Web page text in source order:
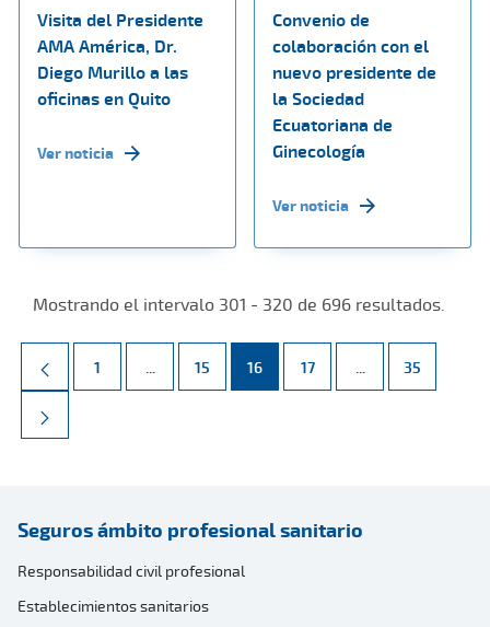
Visita del Presidente
AMA América, Dr.
Diego Murillo a las
oficinas en Quito
Ver noticia
Convenio de
colaboración con el
nuevo presidente de
la Sociedad
Ecuatoriana de
Ginecología
Ver noticia
Mostrando el intervalo 301 - 320 de 696 resultados.
Página
1 ... Páginas intermedias Use TAB para desplazarse.
Página
15 Página
16 Página
17 ... Páginas
Página
35
Seguros ámbito profesional sanitario
Responsabilidad civil profesional
Establecimientos sanitarios